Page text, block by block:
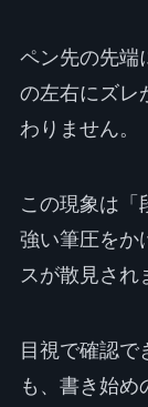
ペン先の先端
の左右にズレ
わりません。
この現象は「
強い筆圧をか
スが散見され
目視で確認で
も、書き始め